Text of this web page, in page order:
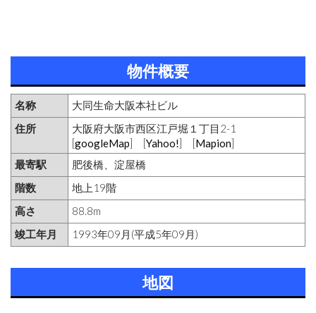
物件概要
名称
大同生命大阪本社ビル
住所
大阪府大阪市西区江戸堀１丁目2-1
[googleMap] [Yahoo!] [Mapion]
最寄駅
肥後橋、淀屋橋
階数
地上19階
高さ
88.8m
竣工年月
1993年09月(平成5年09月)
地図